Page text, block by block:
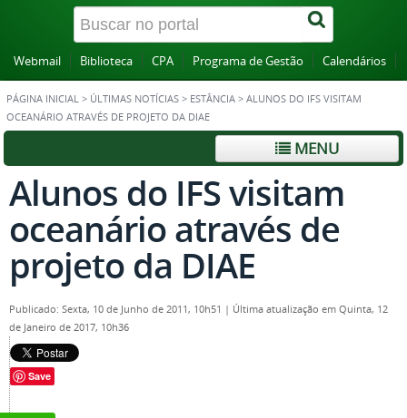
Webmail Biblioteca CPA Programa de Gestão Calendários
PÁGINA INICIAL > ÚLTIMAS NOTÍCIAS > ESTÂNCIA > ALUNOS DO IFS VISITAM
OCEANÁRIO ATRAVÉS DE PROJETO DA DIAE
MENU
Alunos do IFS visitam
oceanário através de
projeto da DIAE
Publicado: Sexta, 10 de Junho de 2011, 10h51 | Última atualização em Quinta, 12
de Janeiro de 2017, 10h36
Save